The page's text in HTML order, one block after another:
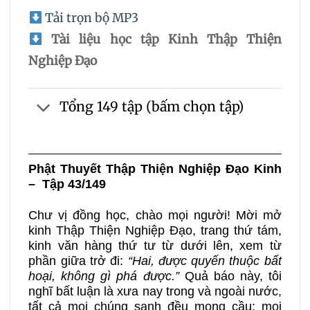
Tải trọn bộ MP3
Tài liệu học tập Kinh Thập Thiện
Nghiệp Đạo
Tổng 149 tập (bấm chọn tập)
Phật Thuyết Thập Thiện Nghiệp Đạo Kinh
– Tập 43/149
Chư vị đồng học, chào mọi người! Mời mở
kinh Thập Thiện Nghiệp Đạo, trang thứ tám,
kinh văn hàng thứ tư từ dưới lên, xem từ
phần giữa trở đi: “Hai, được quyến thuộc bất
hoại, không gì phá được.” Quả báo này, tôi
nghĩ bất luận là xưa nay trong và ngoài nước,
tất cả mọi chúng sanh đều mong cầu; mọi